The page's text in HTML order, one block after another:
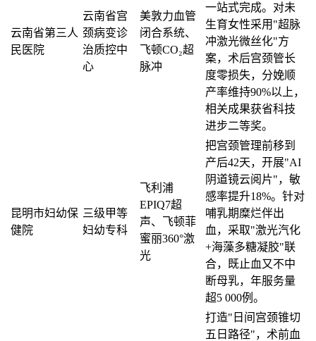
云南省第三人
民医院
云南省宫
颈病变诊
治质控中
心
美敦力血管
闭合系统、
飞顿CO₂超
脉冲
一站式完成。对未
生育女性采用"超脉
冲激光微丝化"方
案，术后宫颈管长
度零损失，分娩顺
产率维持90%以上，
相关成果获省科技
进步二等奖。
昆明市妇幼保
健院
三级甲等
妇幼专科
飞利浦
EPIQ7超
声、飞顿菲
蜜丽360°激
光
把宫颈管理前移到
产后42天，开展"AI
阴道镜云阅片"，敏
感率提升18%。针对
哺乳期糜烂伴出
血，采取"激光汽化
+海藻多糖凝胶"联
合，既止血又不中
断母乳，年服务量
超5 000例。
打造"日间宫颈锥切
五日路径"，术前血